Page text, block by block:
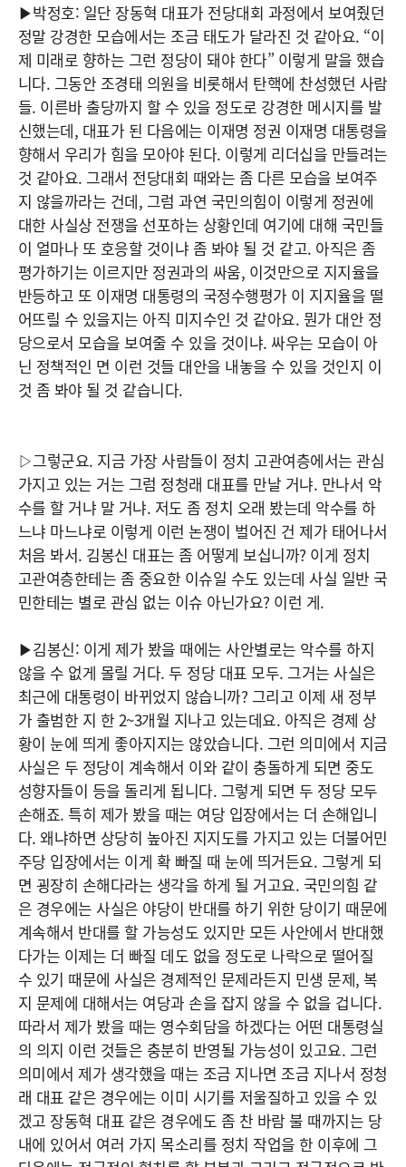
▶박정호: 일단 장동혁 대표가 전당대회 과정에서 보여줬던
정말 강경한 모습에서는 조금 태도가 달라진 것 같아요. “이
제 미래로 향하는 그런 정당이 돼야 한다” 이렇게 말을 했습
니다. 그동안 조경태 의원을 비롯해서 탄핵에 찬성했던 사람
들. 이른바 출당까지 할 수 있을 정도로 강경한 메시지를 발
신했는데, 대표가 된 다음에는 이재명 정권 이재명 대통령을
향해서 우리가 힘을 모아야 된다. 이렇게 리더십을 만들려는
것 같아요. 그래서 전당대회 때와는 좀 다른 모습을 보여주
지 않을까라는 건데, 그럼 과연 국민의힘이 이렇게 정권에
대한 사실상 전쟁을 선포하는 상황인데 여기에 대해 국민들
이 얼마나 또 호응할 것이냐 좀 봐야 될 것 같고. 아직은 좀
평가하기는 이르지만 정권과의 싸움, 이것만으로 지지율을
반등하고 또 이재명 대통령의 국정수행평가 이 지지율을 떨
어뜨릴 수 있을지는 아직 미지수인 것 같아요. 뭔가 대안 정
당으로서 모습을 보여줄 수 있을 것이냐. 싸우는 모습이 아
닌 정책적인 면 이런 것들 대안을 내놓을 수 있을 것인지 이
것 좀 봐야 될 것 같습니다.
▷그렇군요. 지금 가장 사람들이 정치 고관여층에서는 관심
가지고 있는 거는 그럼 정청래 대표를 만날 거냐. 만나서 악
수를 할 거냐 말 거냐. 저도 좀 정치 오래 봤는데 악수를 하
느냐 마느냐로 이렇게 이런 논쟁이 벌어진 건 제가 태어나서
처음 봐서. 김봉신 대표는 좀 어떻게 보십니까? 이게 정치
고관여층한테는 좀 중요한 이슈일 수도 있는데 사실 일반 국
민한테는 별로 관심 없는 이슈 아닌가요? 이런 게.
▶김봉신: 이게 제가 봤을 때에는 사안별로는 악수를 하지
않을 수 없게 몰릴 거다. 두 정당 대표 모두. 그거는 사실은
최근에 대통령이 바뀌었지 않습니까? 그리고 이제 새 정부
가 출범한 지 한 2~3개월 지나고 있는데요. 아직은 경제 상
황이 눈에 띄게 좋아지지는 않았습니다. 그런 의미에서 지금
사실은 두 정당이 계속해서 이와 같이 충돌하게 되면 중도
성향자들이 등을 돌리게 됩니다. 그렇게 되면 두 정당 모두
손해죠. 특히 제가 봤을 때는 여당 입장에서는 더 손해입니
다. 왜냐하면 상당히 높아진 지지도를 가지고 있는 더불어민
주당 입장에서는 이게 확 빠질 때 눈에 띄거든요. 그렇게 되
면 굉장히 손해다라는 생각을 하게 될 거고요. 국민의힘 같
은 경우에는 사실은 야당이 반대를 하기 위한 당이기 때문에
계속해서 반대를 할 가능성도 있지만 모든 사안에서 반대했
다가는 이제는 더 빠질 데도 없을 정도로 나락으로 떨어질
수 있기 때문에 사실은 경제적인 문제라든지 민생 문제, 복
지 문제에 대해서는 여당과 손을 잡지 않을 수 없을 겁니다.
따라서 제가 봤을 때는 영수회담을 하겠다는 어떤 대통령실
의 의지 이런 것들은 충분히 반영될 가능성이 있고요. 그런
의미에서 제가 생각했을 때는 조금 지나면 조금 지나서 정청
래 대표 같은 경우에는 이미 시기를 저울질하고 있을 수 있
겠고 장동혁 대표 같은 경우에도 좀 찬 바람 불 때까지는 당
내에 있어서 여러 가지 목소리를 정치 작업을 한 이후에 그